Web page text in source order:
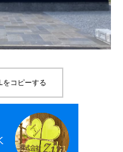
をコピーする